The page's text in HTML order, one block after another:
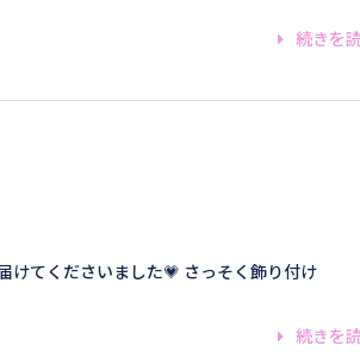
続きを
けてくださいました💗 さっそく飾り付け
続きを